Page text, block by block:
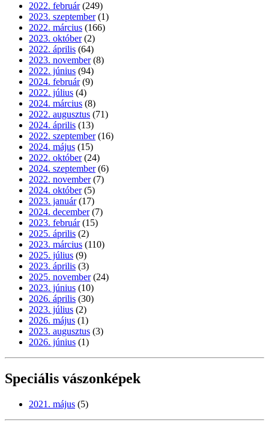
2022. február (249)
2023. szeptember (1)
2022. március (166)
2023. október (2)
2022. április (64)
2023. november (8)
2022. június (94)
2024. február (9)
2022. július (4)
2024. március (8)
2022. augusztus (71)
2024. április (13)
2022. szeptember (16)
2024. május (15)
2022. október (24)
2024. szeptember (6)
2022. november (7)
2024. október (5)
2023. január (17)
2024. december (7)
2023. február (15)
2025. április (2)
2023. március (110)
2025. július (9)
2023. április (3)
2025. november (24)
2023. június (10)
2026. április (30)
2023. július (2)
2026. május (1)
2023. augusztus (3)
2026. június (1)
Speciális vászonképek
2021. május (5)